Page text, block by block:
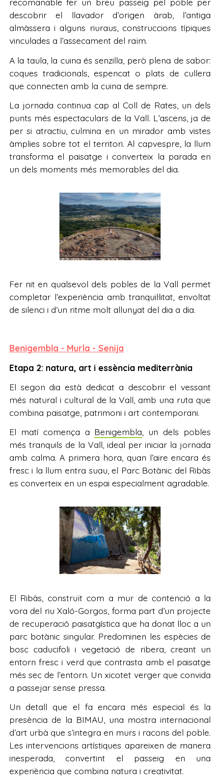
descobrir el llavador d’origen àrab, l’antiga
almàssera i alguns riuraus, construccions típiques
vinculades a l’assecament del raïm.
A la taula, la cuina és senzilla, però plena de sabor:
coques tradicionals, espencat o plats de cullera
que connecten amb la cuina de sempre.
La jornada continua cap al Coll de Rates, un dels
punts més espectaculars de la Vall. L’ascens, ja de
per si atractiu, culmina en un mirador amb vistes
àmplies sobre tot el territori. Al capvespre, la llum
transforma el paisatge i converteix la parada en
un dels moments més memorables del dia.
Fer nit en qualsevol dels pobles de la Vall permet
completar l’experiència amb tranquil·litat, envoltat
de silenci i d’un ritme molt allunyat del dia a dia.
Benigembla - Murla - Senija
Etapa 2: natura, art i essència mediterrània
El segon dia està dedicat a descobrir el vessant
més natural i cultural de la Vall, amb una ruta que
combina paisatge, patrimoni i art contemporani.
El matí comença a Benigembla , un dels pobles
més tranquils de la Vall, ideal per iniciar la jornada
amb calma. A primera hora, quan l’aire encara és
fresc i la llum entra suau, el Parc Botànic del Ribàs
es converteix en un espai especialment agradable.
El Ribàs, construït com a mur de contenció a la
vora del riu Xaló-Gorgos, forma part d’un projecte
de recuperació paisatgística que ha donat lloc a un
parc botànic singular. Predominen les espècies de
bosc caducifoli i vegetació de ribera, creant un
entorn fresc i verd que contrasta amb el paisatge
més sec de l’entorn. Un xicotet verger que convida
a passejar sense pressa.
Un detall que el fa encara més especial és la
presència de la BIMAU, una mostra internacional
d’art urbà que s’integra en murs i racons del poble.
Les intervencions artístiques apareixen de manera
inesperada, convertint el passeig en una
experiència que combina natura i creativitat.